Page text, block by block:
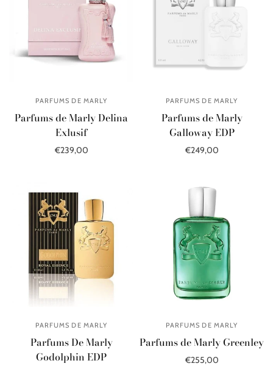
PARFUMS DE MARLY
Parfums de Marly Delina
Exlusif
€239,00
PARFUMS DE MARLY
Parfums de Marly
Galloway EDP
€249,00
PARFUMS DE MARLY
Parfums De Marly
Godolphin EDP
PARFUMS DE MARLY
Parfums de Marly Greenley
€255,00